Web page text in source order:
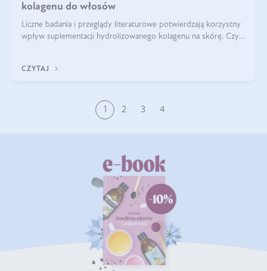
kolagenu do włosów
Liczne badania i przeglądy literaturowe potwierdzają korzystny
wpływ suplementacji hydrolizowanego kolagenu na skórę. Czy
CZYTAJ
1 2 3 4